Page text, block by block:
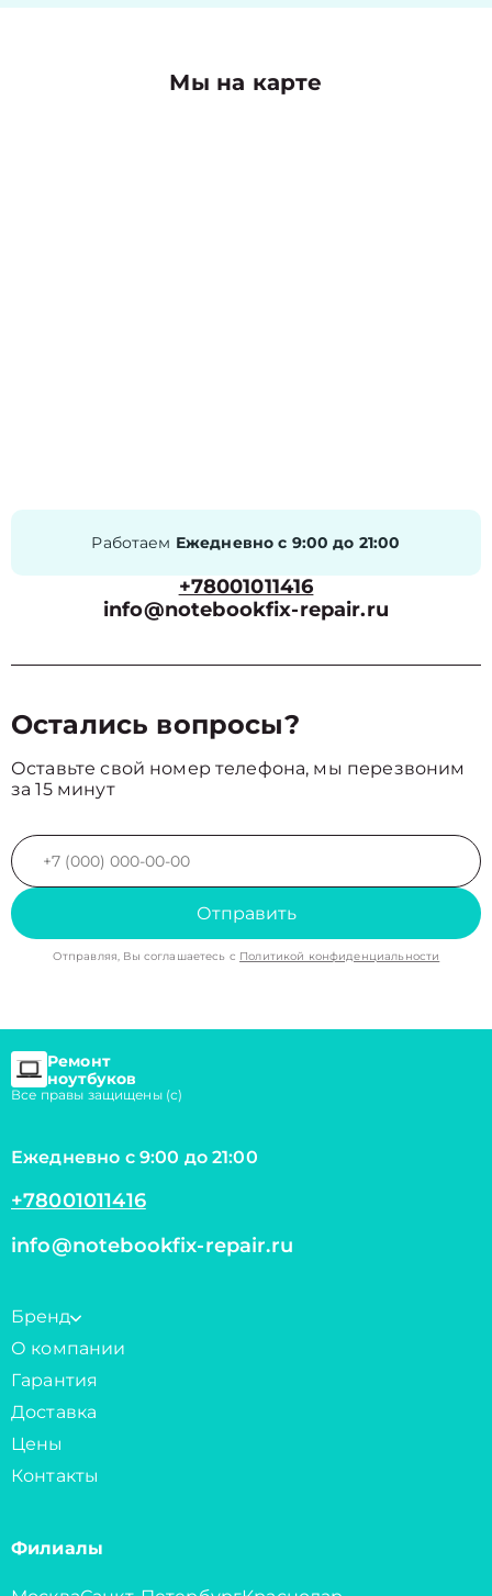
Мы на карте
Работаем Ежедневно с 9:00 до 21:00
+78001011416
info@notebookfix-repair.ru
Остались вопросы?
Оставьте свой номер телефона, мы перезвоним
за 15 минут
Отправить
Отправляя, Вы соглашаетесь с Политикой конфиденциальности
Ремонт
ноутбуков
Все правы защищены (с)
Ежедневно с 9:00 до 21:00
+78001011416
info@notebookfix-repair.ru
Бренд
О компании
Гарантия
Доставка
Цены
Контакты
Филиалы